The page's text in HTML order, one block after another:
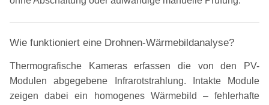
Wie funktioniert eine Drohnen-Wärmebildanalyse?
Thermografische Kameras erfassen die von den PV-
Modulen abgegebene Infrarotstrahlung. Intakte Module
zeigen dabei ein homogenes Wärmebild – fehlerhafte